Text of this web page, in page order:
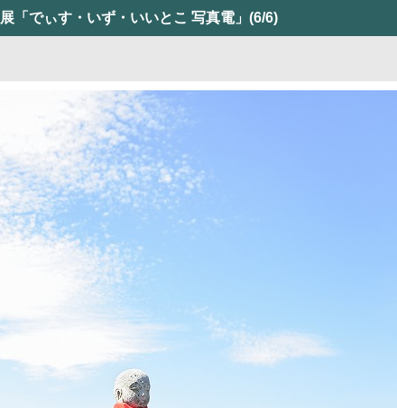
「でぃす・いず・いいとこ 写真電」 (6/6)